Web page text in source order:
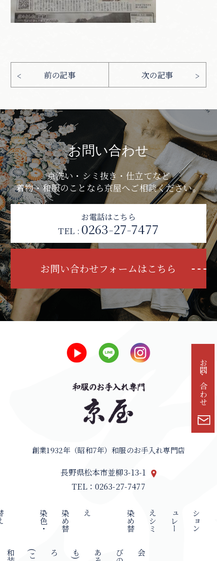
お問い合わせ
お問い合わせ
京洗い・シミ抜き・仕立てなど
着物・和服のことなら京屋へご相談ください。
お電話はこちら
TEL : 0263-27-7477
お問い合わせフォームはこちら
創業1932年（昭和7年）和服のお手入れ専門店
長野県松本市並柳3-13-1
TEL：0263-27-7477
染
色
・
染
め
替 え 染
め
替
え
シ
ミ
ュ
レ
ー
シ
ョ ン
和
装
(
こ
ろも
)
あ
そ
び
の 会